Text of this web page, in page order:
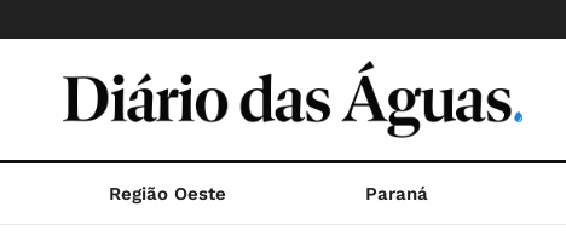
Região Oeste Paraná